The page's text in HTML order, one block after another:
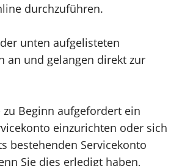
durchzuführen.
unten aufgelisteten
an und gelangen direkt zur
zu Beginn aufgefordert ein
einzurichten oder sich
bestehenden Servicekonto
Sie dies erledigt haben,